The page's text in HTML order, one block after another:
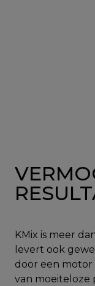
KMix is meer
levert ook
door een motor
van moeiteloze